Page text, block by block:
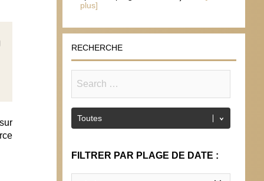
plus]
RECHERCHE
FILTRER PAR PLAGE DE DATE :